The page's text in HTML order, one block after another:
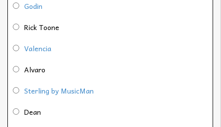
Godin
Rick Toone
Valencia
Alvaro
Sterling by MusicMan
Dean